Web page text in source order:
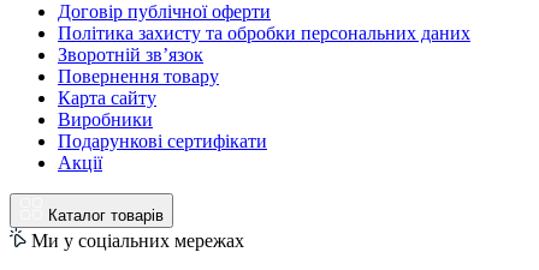
Договір публічної оферти
Політика захисту та обробки персональних даних
Зворотній зв’язок
Повернення товару
Карта сайту
Виробники
Подарункові сертифікати
Акції
Каталог товарів
Ми у соціальних мережах